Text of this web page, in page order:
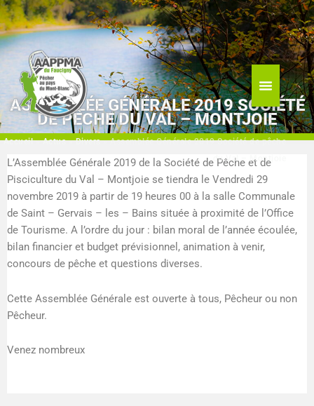
Aller
au
contenu
ASSEMBLÉE GÉNÉRALE 2019 SOCIÉTÉ
DE PÊCHE DU VAL – MONTJOIE
Accueil»Actus»Divers»Assemblée Générale 2019 Société de pêche
du Val – Montjoie
L’Assemblée Générale 2019 de la Société de Pêche et de
Pisciculture du Val – Montjoie se tiendra le Vendredi 29
novembre 2019 à partir de 19 heures 00 à la salle Communale
de Saint – Gervais – les – Bains située à proximité de l’Office
de Tourisme. A l’ordre du jour : bilan moral de l’année écoulée,
bilan financier et budget prévisionnel, animation à venir,
concours de pêche et questions diverses.
Cette Assemblée Générale est ouverte à tous, Pêcheur ou non
Pêcheur.
Venez nombreux